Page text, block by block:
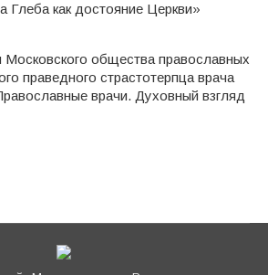
Глеба как достояние Церкви»
Московского общества православных
праведного страстотерпца врача
врачи. Духовный взгляд